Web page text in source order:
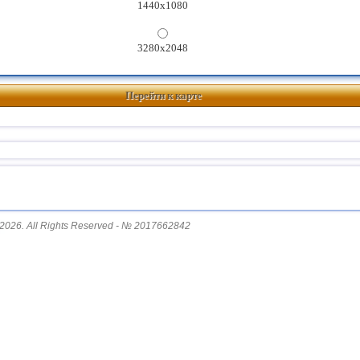
1440x1080
3280x2048
Перейти к карте
All Rights Reserved - № 2017662842